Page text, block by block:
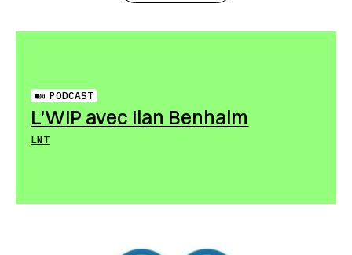
PODCAST
L’WIP avec Ilan Benhaim
LNT